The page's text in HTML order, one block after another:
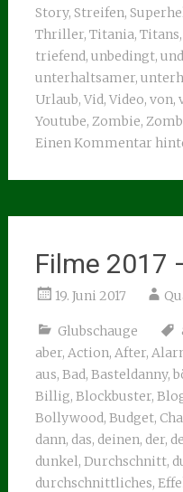
Story, Streifen,
Thriller, Titania, Titans,
triefend, unbedingt, und
unterhaltsamer,
Urlaub, Vid, Video, von,
Youtube, Zombie,
Einen Kommentar
Filme 2017
19. Juni 2017
Glubschauge
aber, Action, After,
aus, Bad, Basteldanny,
Billig, Blockbuster,
Bollywood, Budget,
dann, das, deinen, der,
dunkel, Durchschnitt,
durchschnittliches,